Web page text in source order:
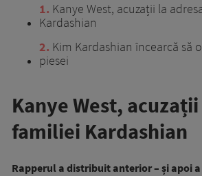
1 Kanye West, acuzații la
Kardashian
2 Kim Kardashian încearcă să
piesei
Kanye West,
familiei Kardashian
Rapperul a distribuit anterior – și apoi a